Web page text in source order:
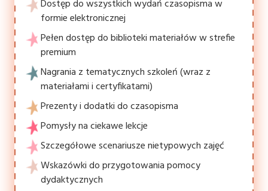
Dostęp do wszystkich wydań czasopisma w
formie elektronicznej
Pełen dostęp do biblioteki materiałów w strefie
premium
Nagrania z tematycznych szkoleń (wraz z
materiałami i certyfikatami)
Prezenty i dodatki do czasopisma
Pomysły na ciekawe lekcje
Szczegółowe scenariusze nietypowych zajęć
Wskazówki do przygotowania pomocy
dydaktycznych